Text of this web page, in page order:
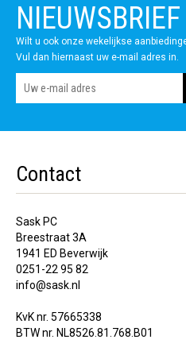
NIEUWSBRIEF
Wilt u ook onze wekelijkse
Vul dan hiernaast uw e-mail adres in.
Contact
Sask PC
Breestraat 3A
1941 ED Beverwijk
0251-22 95 82
info@sask.nl
KvK nr. 57665338
BTW nr. NL8526.81.768.B01